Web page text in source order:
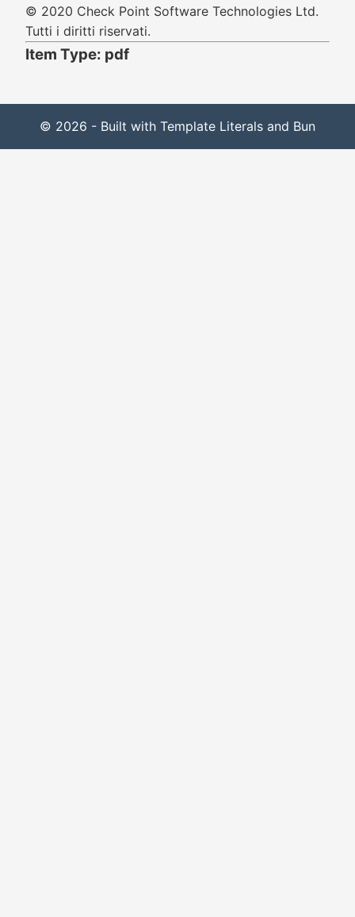
© 2020 Check Point Software Technologies Ltd.
Tutti i diritti riservati.
Item Type: pdf
© 2026 - Built with Template Literals and Bun